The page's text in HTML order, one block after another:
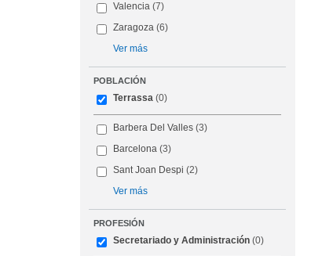
Valencia (7)
Zaragoza (6)
Ver más
POBLACIÓN
Terrassa (0)
Barbera Del Valles (3)
Barcelona (3)
Sant Joan Despi (2)
Ver más
PROFESIÓN
Secretariado y Administración (0)